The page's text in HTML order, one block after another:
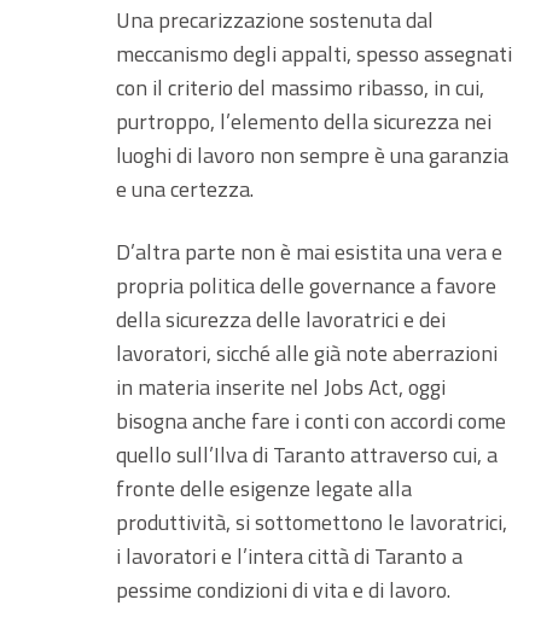
Una precarizzazione sostenuta dal
meccanismo degli appalti, spesso assegnati
con il criterio del massimo ribasso, in cui,
purtroppo, l’elemento della sicurezza nei
luoghi di lavoro non sempre è una garanzia
e una certezza.
D’altra parte non è mai esistita una vera e
propria politica delle governance a favore
della sicurezza delle lavoratrici e dei
lavoratori, sicché alle già note aberrazioni
in materia inserite nel Jobs Act, oggi
bisogna anche fare i conti con accordi come
quello sull’Ilva di Taranto attraverso cui, a
fronte delle esigenze legate alla
produttività, si sottomettono le lavoratrici,
i lavoratori e l’intera città di Taranto a
pessime condizioni di vita e di lavoro.